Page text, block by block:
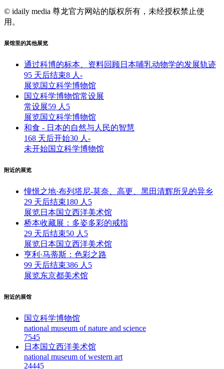
© idaily media 尊龙官方网站的版权所有，未经授权禁止使
用。
展馆里的其他展览
通过科博的标本、资料回顾日本哺乳动物学的发展轨迹
95 天后结束8 人 -
展览国立科学博物馆
国立科学博物馆常设展
常设展59 人 5
展览国立科学博物馆
和食 - 日本的自然与人民的智慧
168 天后开始30 人 -
未开始国立科学博物馆
附近的展览
憧憬之地·布列塔尼-莫奈、高更、黑田清辉所见的异乡
29 天后结束180 人 5
展览日本国立西洋美术馆
桥本收藏展：多姿多彩的戒指
29 天后结束50 人 5
展览日本国立西洋美术馆
亨利·马蒂斯：色彩之路
99 天后结束386 人 5
展览东京都美术馆
附近的展馆
国立科学博物馆
national museum of nature and science
7545
日本国立西洋美术馆
national museum of western art
24445